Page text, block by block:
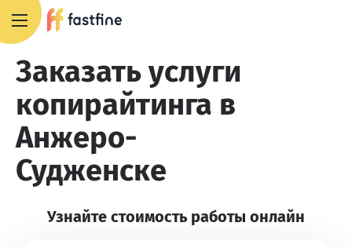
Заказать услуги
копирайтинга в
Анжеро-
Судженске
Узнайте стоимость работы онлайн